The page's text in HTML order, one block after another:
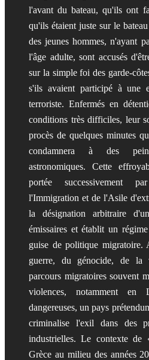
l'avant du bateau, qu'ils ont
qu'ils étaient juste sur le
des jeunes hommes, n'ayant
l'âge adulte, sont accusés
sur la simple foi des garde-
s'ils avaient participé à une
terroriste. Enfermés en
conditions très difficiles, leur
procès de quelques minutes
condamnera à des
astronomiques. Cette
portée successivement
l'Immigration et de l'Asile
la désignation arbitraire
émissaires et établit un
guise de politique migratoire.
guerre, du génocide, de la
parcours migratoires souvent
violences, notamment en
dangereuses, un pays
criminalise l'exil dans des
industrielles. Le contexte
Grèce au milieu des années